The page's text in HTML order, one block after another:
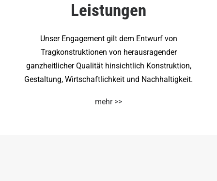
Leistungen
Unser Engagement gilt dem Entwurf von
Tragkonstruktionen von herausragender
ganzheitlicher Qualität hinsichtlich Konstruktion,
Gestaltung, Wirtschaftlichkeit und Nachhaltigkeit.
mehr >>